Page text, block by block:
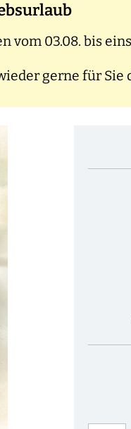
03.08. bis
gerne für Sie